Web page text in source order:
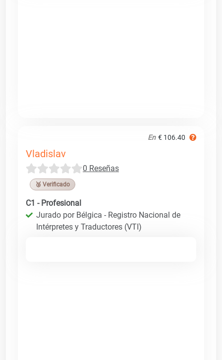
En € 106.40
Vladislav
0 Reseñas
🥉 Verificado
C1 - Profesional
Jurado por Bélgica - Registro Nacional de
Intérpretes y Traductores (VTI)